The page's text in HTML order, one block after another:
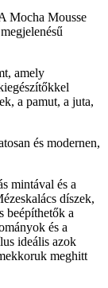
Mocha Mousse
amely
a pamut, a juta,
és modernen,
mintával és a
díszek,
beépíthetők a
és a
ideális azok
meghitt